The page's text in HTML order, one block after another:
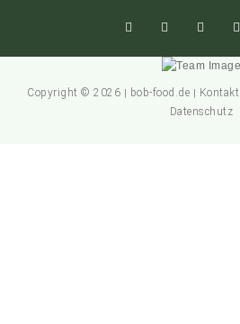
Copyright © 2026 | bob-food.de | Kontakt
Datenschutz